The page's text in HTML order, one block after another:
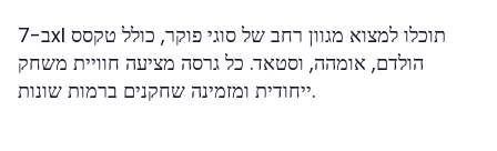
ב-7xl תוכלו למצוא מגוון רחב של סוגי פוקר, כולל טקסס
הולדם, אומהה, וסטאד. כל גרסה מציעה חוויית משחק
ייחודית ומזמינה שחקנים ברמות שונות.